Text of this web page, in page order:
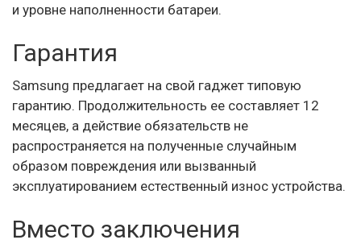
и уровне наполненности батареи.
Гарантия
Samsung предлагает на свой гаджет типовую
гарантию. Продолжительность ее составляет 12
месяцев, а действие обязательств не
распространяется на полученные случайным
образом повреждения или вызванный
эксплуатированием естественный износ устройства.
Вместо заключения